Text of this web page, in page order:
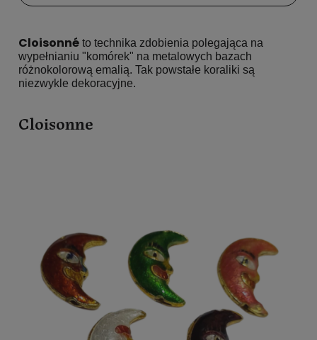
Cloisonné to technika zdobienia polegająca na
wypełnianiu "komórek" na metalowych bazach
różnokolorową emalią. Tak powstałe koraliki są
niezwykle dekoracyjne.
Cloisonne